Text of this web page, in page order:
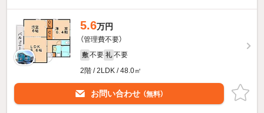
5.6万円
（管理費不要）
敷 不要 礼 不要
2階 / 2LDK / 48.0㎡
お問い合わせ （無料）